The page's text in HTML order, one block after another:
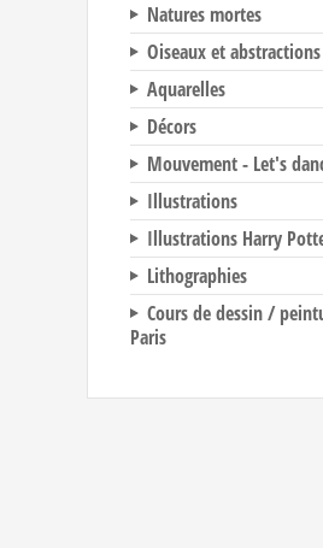
Natures mortes
Oiseaux et abstractions
Aquarelles
Décors
Mouvement - Let's
Illustrations
Illustrations Harry
Lithographies
Cours de dessin /
Paris